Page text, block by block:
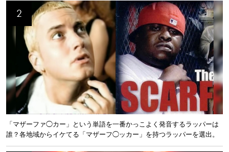
「マザーファ◯カー」という単語を一番かっこよく発音するラッパーは
誰？各地域からイケてる「マザーフ◯ッカー」を持つラッパーを選出。